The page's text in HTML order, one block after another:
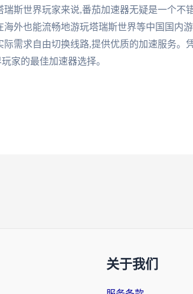
瑞斯世界玩家来说,番茄加速器无疑是一个不
海外也能流畅地游玩塔瑞斯世界等中国国内
需求自由切换线路,提供优质的加速服务。
家的最佳加速器选择。
关于我们